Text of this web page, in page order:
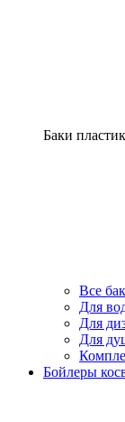
Баки
Все
Для
Для
Для
Бойлеры